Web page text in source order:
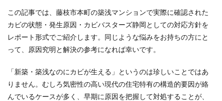
この記事では、藤枝市本町の築浅マンションで実際に確認された
カビの状態・発生原因・カビバスターズ静岡としての対応方針を
レポート形式でご紹介します。同じような悩みをお持ちの方にと
って、原因究明と解決の参考になれば幸いです。
「新築・築浅なのにカビが生える」というのは珍しいことではあ
りません。むしろ気密性の高い現代の住宅特有の構造的要因が絡
んでいるケースが多く、早期に原因を把握して対処することが、